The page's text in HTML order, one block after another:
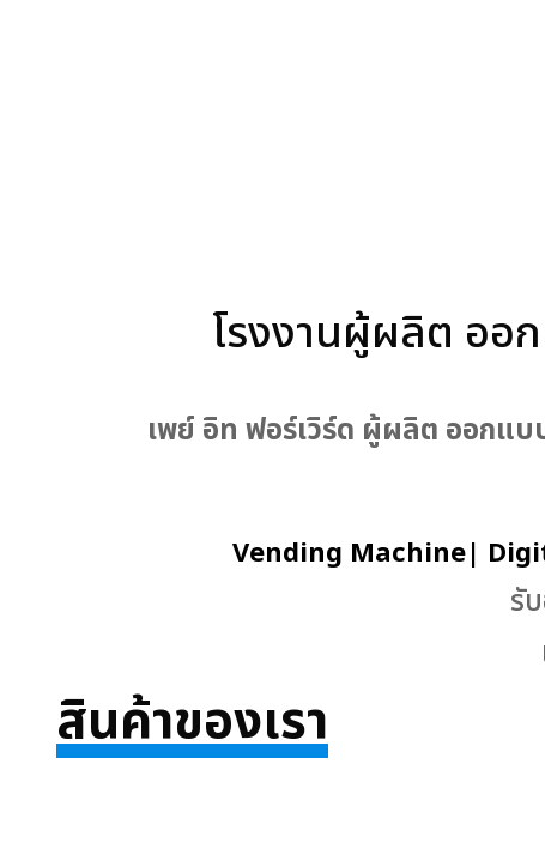
โรงงานผู้ผลิต ออ
เพย์ อิท ฟอร์เวิร์ด ผู้ผลิต ออกแ
Vending Machine|
รั
สินค้าของเรา